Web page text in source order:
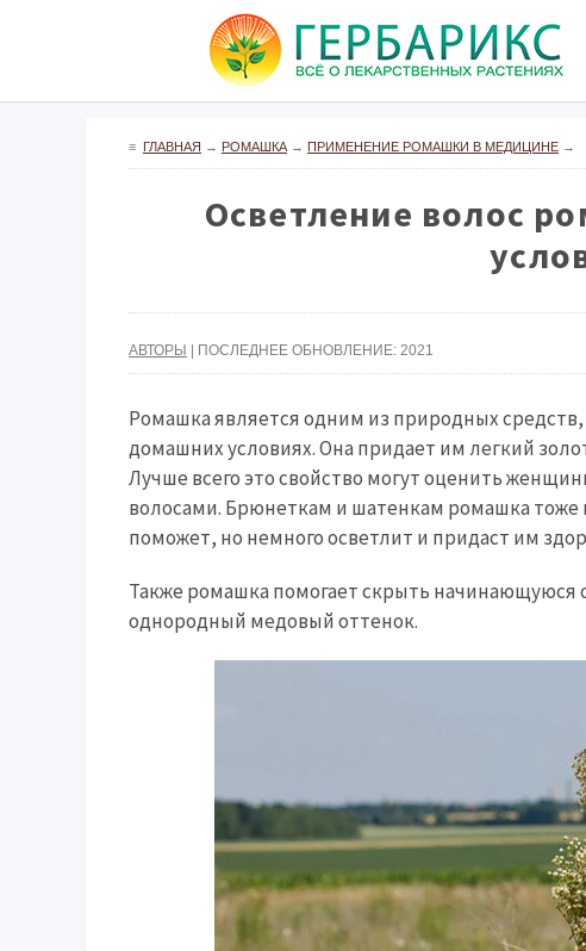
≡ ГЛАВНАЯ → РОМАШКА → ПРИМЕНЕНИЕ РОМАШКИ В МЕДИЦИНЕ →
Осветление волос
АВТОРЫ | ПОСЛЕДНЕЕ ОБНОВЛЕНИЕ: 2021
Ромашка является одним из природных
домашних условиях. Она придает им легкий
Лучше всего это свойство могут оценить
волосами. Брюнеткам и шатенкам ромашка тоже
поможет, но немного осветлит и придаст им
Также ромашка помогает скрыть начинающуюся
однородный медовый оттенок.